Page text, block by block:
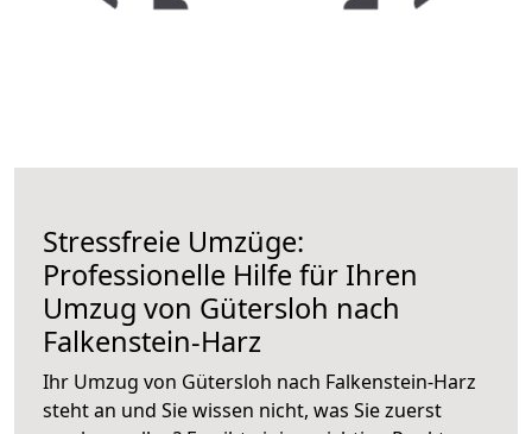
Stressfreie Umzüge:
Professionelle Hilfe für Ihren
Umzug von Gütersloh nach
Falkenstein-Harz
Ihr Umzug von Gütersloh nach Falkenstein-Harz
steht an und Sie wissen nicht, was Sie zuerst